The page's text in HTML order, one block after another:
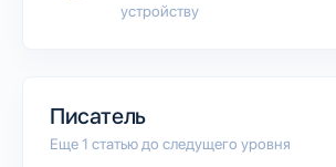
устройству
Писатель
Еще 1 статью до следущего уровня